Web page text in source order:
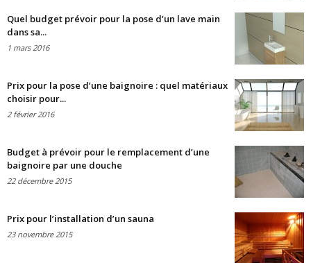
Quel budget prévoir pour la pose d’un lave main
dans sa...
1 mars 2016
Prix pour la pose d’une baignoire : quel matériaux
choisir pour...
2 février 2016
Budget à prévoir pour le remplacement d’une
baignoire par une douche
22 décembre 2015
Prix pour l’installation d’un sauna
23 novembre 2015